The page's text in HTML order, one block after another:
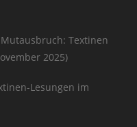
Textinen
2025)
Lesungen im